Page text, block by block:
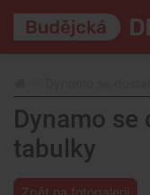
Dynamo se
tabulky
Zpět na fotogalerii